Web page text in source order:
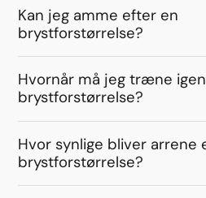
Kan jeg amme efter en
brystforstørrelse?
Hvornår må jeg træne
brystforstørrelse?
Hvor synlige bliver arrene
brystforstørrelse?